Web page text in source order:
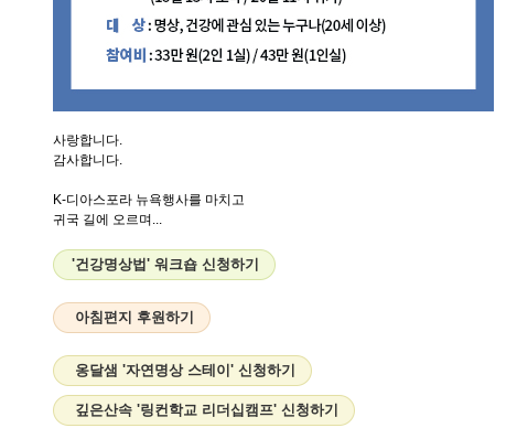
사랑합니다.
감사합니다.
K-디아스포라 뉴욕행사를 마치고
귀국 길에 오르며...
'건강명상법' 워크숍 신청하기
아침편지 후원하기
옹달샘 '자연명상 스테이' 신청하기
깊은산속 '링컨학교 리더십캠프' 신청하기